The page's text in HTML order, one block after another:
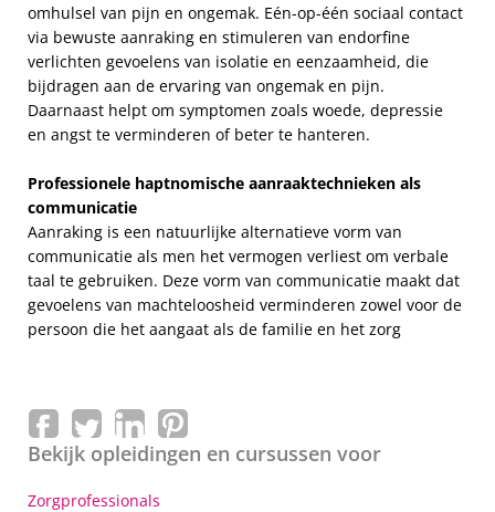
omhulsel van pijn en ongemak. Eén-op-één sociaal contact
via bewuste aanraking en stimuleren van endorfine
verlichten gevoelens van isolatie en eenzaamheid, die
bijdragen aan de ervaring van ongemak en pijn.
Daarnaast helpt om symptomen zoals woede, depressie
en angst te verminderen of beter te hanteren.
Professionele haptnomische aanraaktechnieken als
communicatie
Aanraking is een natuurlijke alternatieve vorm van
communicatie als men het vermogen verliest om verbale
taal te gebruiken. Deze vorm van communicatie maakt dat
gevoelens van machteloosheid verminderen zowel voor de
persoon die het aangaat als de familie en het zorg
Bekijk opleidingen en cursussen voor
Zorgprofessionals